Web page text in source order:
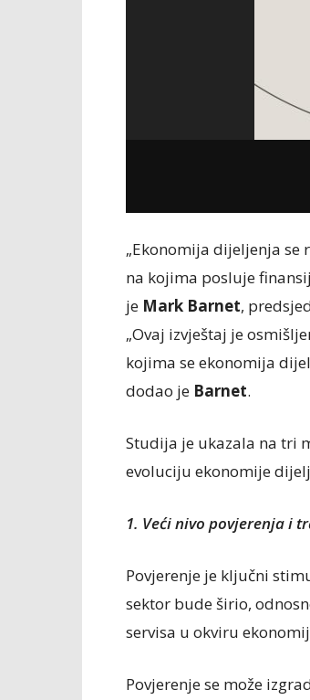
„Ekonomija dijeljenja
na kojima posluje
je Mark Barnet,
„Ovaj izvještaj je
kojima se ekonomija
dodao je Barnet.
Studija je ukazala na tri
evoluciju ekonomije
1. Veći nivo povjerenja i
Povjerenje je ključni
sektor bude širio,
servisa u okviru
Povjerenje se može